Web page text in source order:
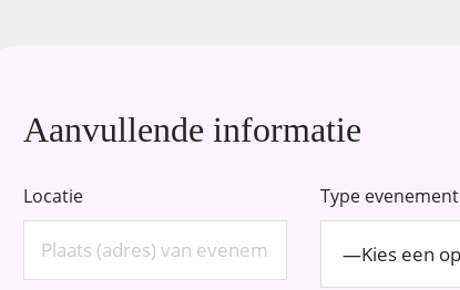
Aanvullende informatie
Locatie Type evenement